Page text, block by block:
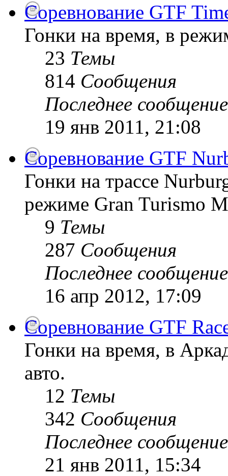
Соревнование GTF
Гонки на время, в
23 Темы
814 Сообщения
Последнее сообщение
19 янв 2011, 21:08
Соревнование GTF
Гонки на трассе
режиме Gran Turismo
9 Темы
287 Сообщения
Последнее сообщение
16 апр 2012, 17:09
Соревнование GTF
Гонки на время, в
авто.
12 Темы
342 Сообщения
Последнее сообщение
21 янв 2011, 15:34